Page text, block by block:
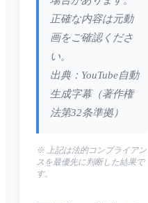
正確な内容は元動
画をご確認くださ
い。
出典：YouTube自動
生成字幕（著作権
法第32条準拠）
※ 上記は法的コンプライアン
スを最優先に判断した結果で
す。